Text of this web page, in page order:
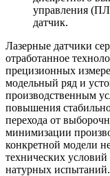
управления
датчик.
Лазерные датчики
отработанное
прецизионных
модельный ряд и
производственным
повышения
перехода от
минимизации
конкретной модели
технических
натурных испытаний.